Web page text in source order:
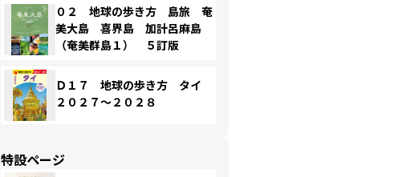
０２ 地球の歩き方 島旅 奄
美大島 喜界島 加計呂麻島
（奄美群島１） ５訂版
Ｄ１７ 地球の歩き方 タイ
２０２７～２０２８
特設ページ